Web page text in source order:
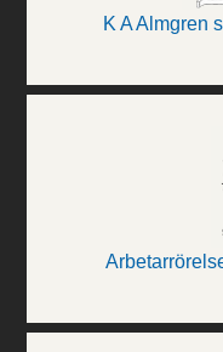
K A Almgren